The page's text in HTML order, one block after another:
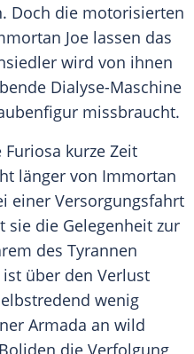
Doch die motorisierten
Joe lassen das
wird von ihnen
Dialyse-Maschine
missbraucht.
kurze Zeit
länger von Immortan
einer Versorgungsfahrt
sie die Gelegenheit zur
des Tyrannen
über den Verlust
wenig
Armada an wild